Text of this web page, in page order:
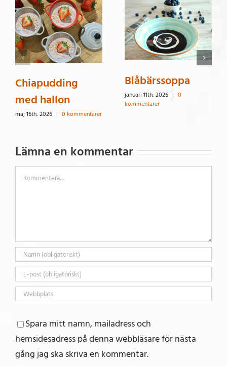
Chiapudding
med hallon
maj 16th, 2026 | 0 kommentarer
Blåbärssoppa
januari 11th, 2026 | 0
kommentarer
Lämna en kommentar
Kommentar
Spara mitt namn, mailadress och
hemsidesadress på denna webbläsare för nästa
gång jag ska skriva en kommentar.